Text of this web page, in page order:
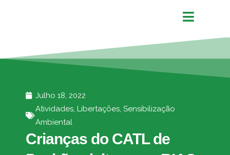
Julho 18, 2022
Atividades, Libertações, Sensibilização
Ambiental
Crianças do CATL de